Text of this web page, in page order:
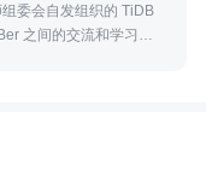
委会自发组织的 TiDB
之间的交流和学习。